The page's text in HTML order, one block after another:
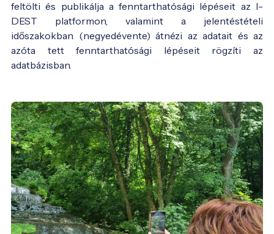
feltölti és publikálja a fenntarthatósági lépéseit az I-
DEST platformon, valamint a jelentéstételi
időszakokban (negyedévente) átnézi az adatait és az
azóta tett fenntarthatósági lépéseit rögzíti az
adatbázisban.